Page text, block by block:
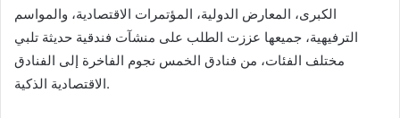
الكبرى، المعارض الدولية، المؤتمرات الاقتصادية، والمواسم
الترفيهية، جميعها عززت الطلب على منشآت فندقية حديثة تلبي
مختلف الفئات، من فنادق الخمس نجوم الفاخرة إلى الفنادق
الاقتصادية الذكية.